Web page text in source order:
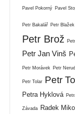
Pavel Pokorný Pavel
Petr Bakalář Petr Blažek
Petr Brož
Petr Jan Vinš
Petr Morávek Petr
Petr Tolar Petr
Petra Hyklová
Závada Radek